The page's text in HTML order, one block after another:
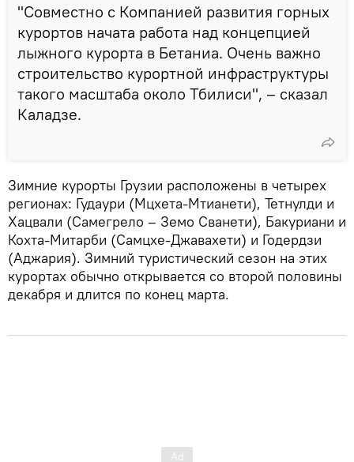
"Совместно с Компанией развития горных
курортов начата работа над концепцией
лыжного курорта в Бетаниа. Очень важно
строительство курортной инфраструктуры
такого масштаба около Тбилиси", – сказал
Каладзе.
Зимние курорты Грузии расположены в четырех
регионах: Гудаури (Мцхета-Мтианети), Тетнулди и
Хацвали (Самегрело – Земо Сванети), Бакуриани и
Кохта-Митарби (Самцхе-Джавахети) и Годердзи
(Аджария). Зимний туристический сезон на этих
курортах обычно открывается со второй половины
декабря и длится по конец марта.